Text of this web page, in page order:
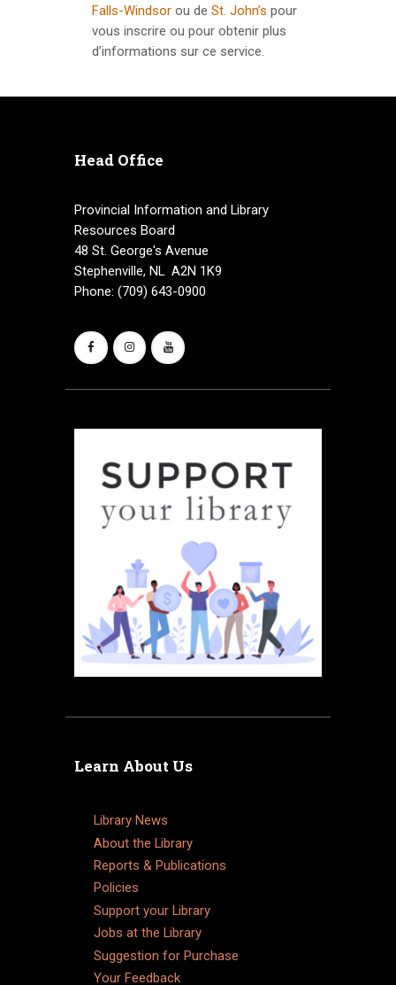
Falls-Windsor ou de St. John’s pour
vous inscrire ou pour obtenir plus
d’informations sur ce service.
Head Office
Provincial Information and Library
Resources Board
48 St. George's Avenue
Stephenville, NL A2N 1K9
Phone: (709) 643-0900
Learn About Us
Library News
About the Library
Reports & Publications
Policies
Support your Library
Jobs at the Library
Suggestion for Purchase
Your Feedback